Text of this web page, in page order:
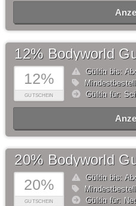
12%
GUTSCHEIN
12% Bodyworld
Gültig bis:
Gültig für:
20%
GUTSCHEIN
20% Bodyworld
Gültig bis:
Gültig für: